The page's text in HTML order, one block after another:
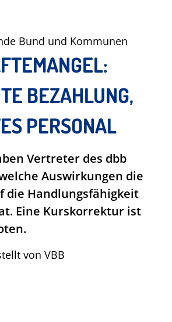
Bund und Kommunen
BEZAHLUNG,
PERSONAL
Vertreter des dbb
Auswirkungen die
die Handlungsfähigkeit
Eine Kurskorrektur ist
von VBB